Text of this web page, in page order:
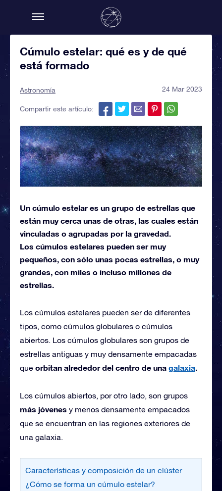
Cúmulo estelar: qué es y de qué
está formado
Astronomía 24 Mar 2023
Compartir este artículo:
Un cúmulo estelar es un grupo de estrellas que
están muy cerca unas de otras, las cuales están
vinculadas o agrupadas por la gravedad.
Los cúmulos estelares pueden ser muy
pequeños, con sólo unas pocas estrellas, o muy
grandes, con miles o incluso millones de
estrellas.
Los cúmulos estelares pueden ser de diferentes
tipos, como cúmulos globulares o cúmulos
abiertos. Los cúmulos globulares son grupos de
estrellas antiguas y muy densamente empacadas
que orbitan alrededor del centro de una galaxia.
Los cúmulos abiertos, por otro lado, son grupos
más jóvenes y menos densamente empacados
que se encuentran en las regiones exteriores de
una galaxia.
Características y composición de un clúster
¿Cómo se forma un cúmulo estelar?